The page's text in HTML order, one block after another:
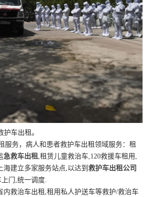
护车出租。
服务，病人和患者救护车出租领域服务：租
急救车出租,租赁儿童救治车,120救援车租用,
海建立多家服务站点,以达到救护车出租公司
门,统一调度.
内救治车出租,租用私人护送车等救护/救治车